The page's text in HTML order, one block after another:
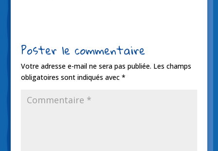
Poster le commentaire
Votre adresse e-mail ne sera pas publiée. Les champs
obligatoires sont indiqués avec *